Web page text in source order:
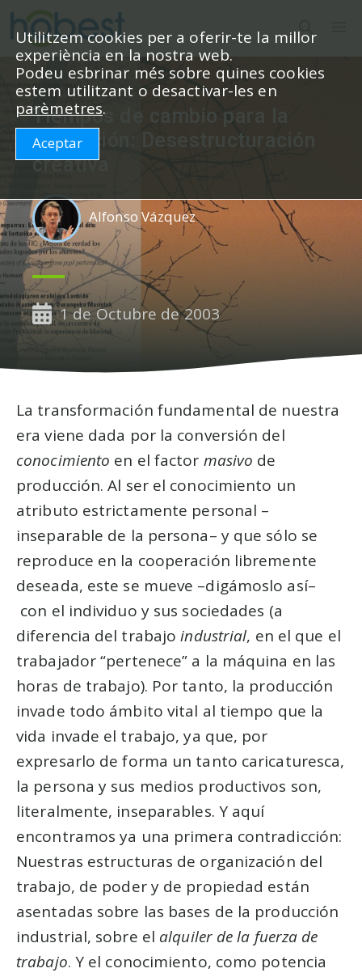
Vés
al
contingut
Tiempos de cambio para la
Educación: Desestructuración
creativa
Alfonso Vázquez
1 de Octubre de 2003
La transformación fundamental de nuestra
era viene dada por la conversión del
conocimiento en el factor masivo de
producción. Al ser el conocimiento un
atributo estrictamente personal –
inseparable de la persona– y que sólo se
reproduce en la cooperación libremente
deseada, este se mueve –digámoslo así–
con el individuo y sus sociedades (a
diferencia del trabajoindustrial, en el que el
trabajador “pertenece” a la máquina en las
horas de trabajo). Por tanto, la producción
invade todo ámbito vital al tiempo que la
vida invade el trabajo, ya que, por
expresarlo de forma un tanto caricaturesca,
la persona y sus medios productivos son,
literalmente, inseparables. Y aquí
encontramos ya una primera contradicción:
Nuestras estructuras de organización del
trabajo, de poder y de propiedad están
asentadas sobre las bases de la producción
industrial, sobre el alquiler de la fuerza de
trabajo. Y el conocimiento, como potencia
Utilitzem cookies per a oferir-te la millor
experiència en la nostra web.
Podeu esbrinar més sobre quines cookies
estem utilitzant o desactivar-les en
parèmetres.
Aceptar